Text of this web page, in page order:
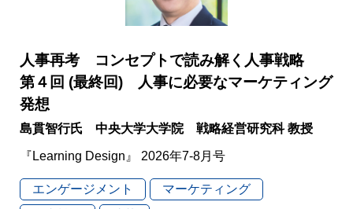
人事再考 コンセプトで読み解く人事戦略
第４回 (最終回) 人事に必要なマーケティング
発想
島貫智行氏 中央大学大学院 戦略経営研究科 教授
『Learning Design』 2026年7-8月号
エンゲージメント
マーケティング